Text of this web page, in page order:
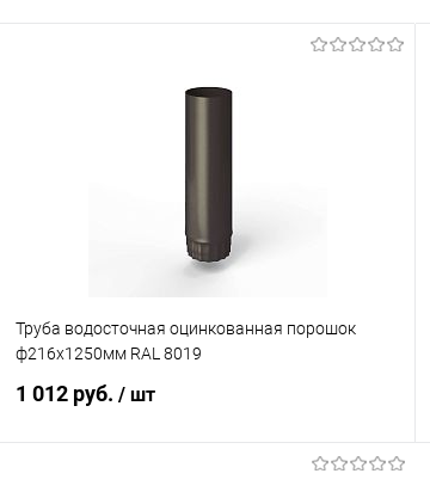
Труба водосточная оцинкованная порошок
ф216х1250мм RAL 8019
1 012 руб. / шт